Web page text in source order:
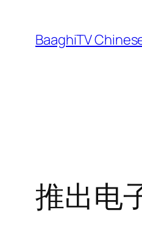
content
BaaghiTV
推出电